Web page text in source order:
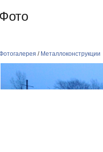
Фото
/ Металлоконструкции